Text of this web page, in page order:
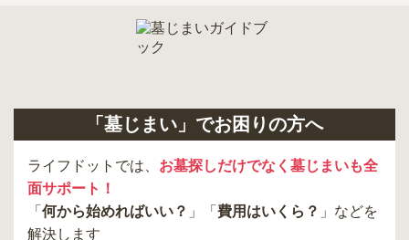
「墓じまい」でお困りの方へ
ライフドットでは、 お墓探しだけでなく墓じまいも全
面サポート！
「 何から始めればいい？ 」「 費用はいくら？ 」などを
解決します